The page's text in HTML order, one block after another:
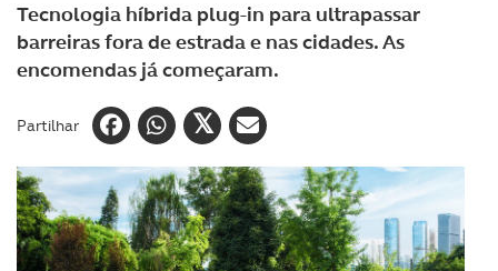
Tecnologia híbrida plug-in para ultrapassar
barreiras fora de estrada e nas cidades. As
encomendas já começaram.
Partilhar